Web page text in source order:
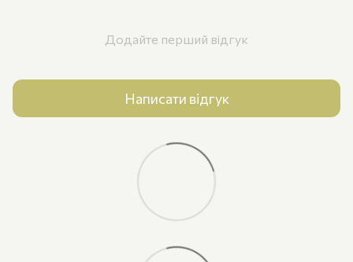
Додайте перший відгук
Написати відгук